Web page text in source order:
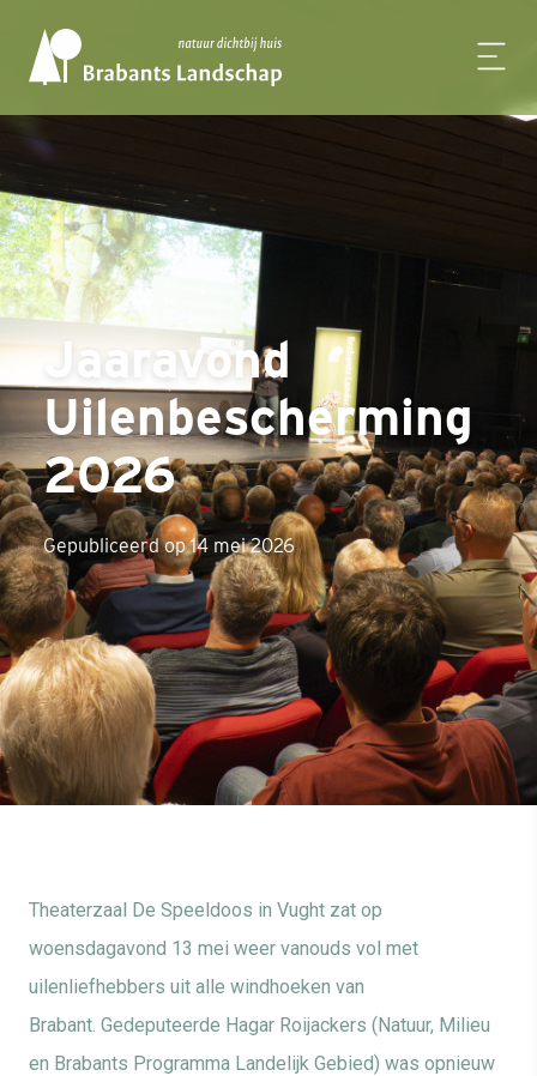
Jaaravond
Uilenbescherming
2026
Gepubliceerd op 14 mei 2026
Theaterzaal De Speeldoos in Vught zat op
woensdagavond 13 mei weer vanouds vol met
uilenliefhebbers uit alle windhoeken van
Brabant. Gedeputeerde Hagar Roijackers (Natuur, Milieu
en Brabants Programma Landelijk Gebied) was opnieuw